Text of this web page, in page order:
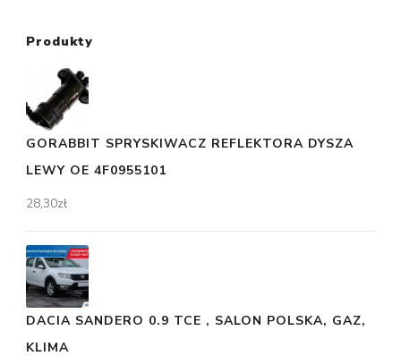
Produkty
GORABBIT SPRYSKIWACZ REFLEKTORA DYSZA
LEWY OE 4F0955101
28,30zł
DACIA SANDERO 0.9 TCE , SALON POLSKA, GAZ,
KLIMA